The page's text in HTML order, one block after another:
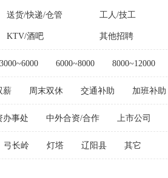
送货/快递/仓管 工人/技工
KTV/酒吧 其他招聘
3000~6000 6000~8000 8000~12000
薪 周末双休 交通补助 加班补助
办事处 中外合资/合作 上市公司
弓长岭 灯塔 辽阳县 其它